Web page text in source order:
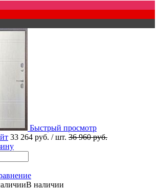
Быстрый просмотр
33 264 руб. / шт. 36 960 руб.
В наличии